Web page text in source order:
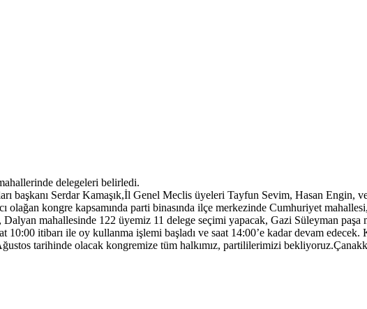
delegeleri belirledi.
başkanı Serdar Kamaşık,İl Genel Meclis üyeleri Tayfun Sevim, Hasan Engin,
olağan kongre kapsamında parti binasında ilçe merkezinde Cumhuriyet
mahallesinde 122 üyemiz 11 delege seçimi yapacak, Gazi Süleyman
itibarı ile oy kullanma işlemi başladı ve saat 14:00’e kadar devam
tarihinde olacak kongremize tüm halkımız, partililerimizi